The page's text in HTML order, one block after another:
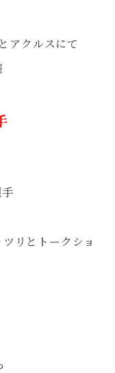
アクルスにて
リとトークショ